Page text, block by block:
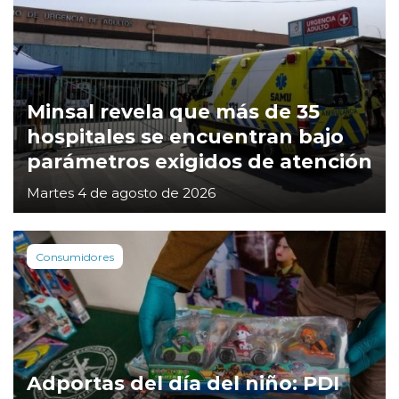
Minsal revela que más de 35
hospitales se encuentran bajo
parámetros exigidos de atención
Martes 4 de agosto de 2026
Consumidores
Adportas del día del niño: PDI